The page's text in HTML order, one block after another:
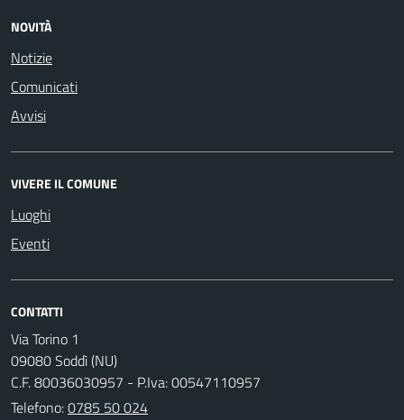
NOVITÀ
Notizie
Comunicati
Avvisi
VIVERE IL COMUNE
Luoghi
Eventi
CONTATTI
Via Torino 1
09080 Soddì (NU)
C.F. 80036030957 - P.Iva: 00547110957
Telefono:0785 50 024